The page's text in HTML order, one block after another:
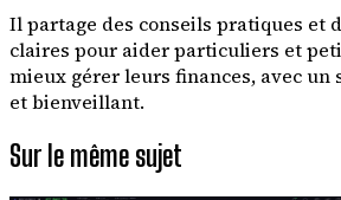
Il partage des conseils pratiques et
claires pour aider particuliers et
mieux gérer leurs finances, avec un
et bienveillant.
Sur le même sujet